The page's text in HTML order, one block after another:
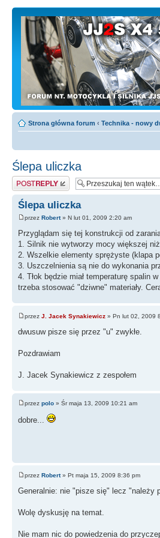
Strona główna forum ‹ Technika - nowy
Ślepa uliczka
Odpowiedz
Ślepa uliczka
przez Robert» N lut 01, 2009 2:20 am
Przyglądam się tej konstrukcji od
1. Silnik nie wytworzy mocy większej
2. Wszelkie elementy sprężyste (klapa
3. Uszczelnienia są nie do wykonania
4. Tłok będzie miał temperaturę spalin
trzeba stosować "dziwne" materiały.
przez J. Jacek Synakiewicz » Pn lut 02, 2009
dwusuw pisze się przez "u" zwykłe.
Pozdrawiam
J. Jacek Synakiewicz z zespołem
przez polo » Śr maja 13, 2009 10:21 am
dobre...
przez Robert» Pt maja 15, 2009 8:36 pm
Generalnie: nie "pisze się" lecz "należy
Wolę dyskusję na temat.
Nie mam nic do powiedzenia do